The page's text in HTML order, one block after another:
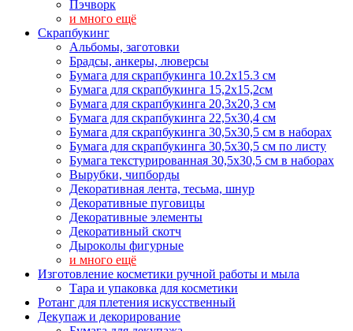
Пэчворк
и много ещё
Скрапбукинг
Альбомы, заготовки
Брадсы, анкеры, люверсы
Бумага для скрапбукинга 10.2х15.3 см
Бумага для скрапбукинга 15,2х15,2см
Бумага для скрапбукинга 20,3х20,3 см
Бумага для скрапбукинга 22,5х30,4 см
Бумага для скрапбукинга 30,5х30,5 см в наборах
Бумага для скрапбукинга 30,5х30,5 см по листу
Бумага текстурированная 30,5х30,5 см в наборах
Вырубки, чипборды
Декоративная лента, тесьма, шнур
Декоративные пуговицы
Декоративные элементы
Декоративный скотч
Дыроколы фигурные
и много ещё
Изготовление косметики ручной работы и мыла
Тара и упаковка для косметики
Ротанг для плетения искусственный
Декупаж и декорирование